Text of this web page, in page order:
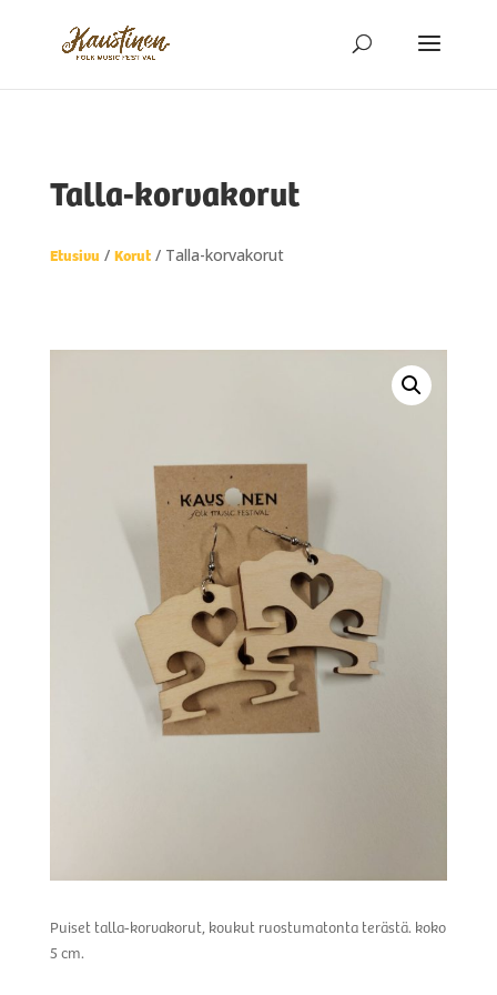
Talla-korvakorut
Etusivu / Korut/ Talla-korvakorut
Puiset talla-korvakorut, koukut ruostumatonta terästä. koko
5 cm.